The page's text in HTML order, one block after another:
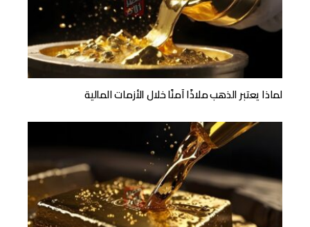
لماذا يعتبر الذهب ملاذًا آمنًا خلال الأزمات المالية